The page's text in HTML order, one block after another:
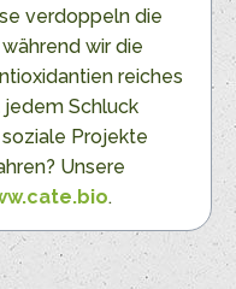
verdoppeln die
wir die
reiches
Schluck
Projekte
Unsere
.